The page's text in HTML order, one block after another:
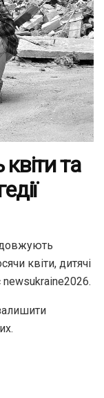
та
квіти, дитячі
newsukraine2026.